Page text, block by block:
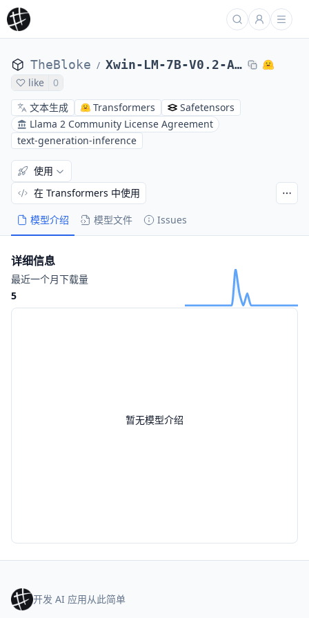
TheBloke / Xwin-LM-7B-V0.2-AWQ
like
0
文本生成
Transformers
Safetensors
Llama 2 Community License Agreement
text-generation-inference
模型介绍 模型文件 Issues
使用
在 Transformers 中使用
暂无模型介绍
详细信息
最近一个月下载量
5
开发 AI 应用从此简单